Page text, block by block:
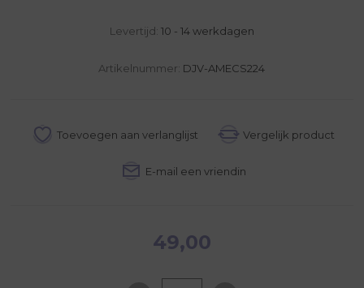
Levertijd: 10 - 14 werkdagen
Artikelnummer: DJV-AMECS224
49,00